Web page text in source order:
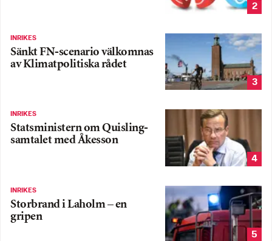
2
INRIKES
Sänkt FN-scenario välkomnas
av Klimatpolitiska rådet
3
INRIKES
Statsministern om Quisling-
samtalet med Åkesson
4
INRIKES
Storbrand i Laholm – en
gripen
5